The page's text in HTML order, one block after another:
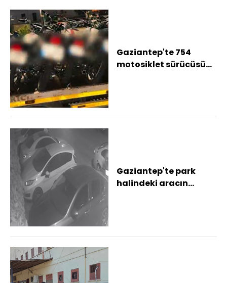
Gaziantep'te 754
motosiklet sürücüsüne
Gaziantep'te park
halindeki aracın